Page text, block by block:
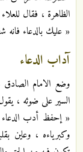
الظاهرة ، فقال
« عليك بالدعاء
آداب الدعاء
وضع الامام الصادق
السير على ضوئه ،
« إحفظ أدب
وكبرياءه ، وعاين